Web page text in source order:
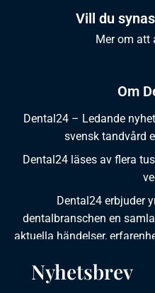
Om
Dental24 – Ledande
svensk tandvård
Dental24 läses av flera
Dental24 erbjuder
dentalbranschen en
aktuella händelser,
Dental24 produceras i
Vill du
Mer om att
Nyhetsbrev